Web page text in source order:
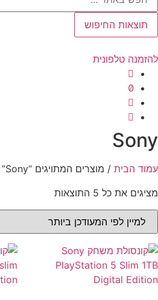
תוצאות החיפוש
להזמנה טלפונית
Sony
עמוד הבית / מוצרים המתויגים “Sony”
מציגים את כל ⁦5⁩ התוצאות
ממוין
לפי
הפריט
העדכני